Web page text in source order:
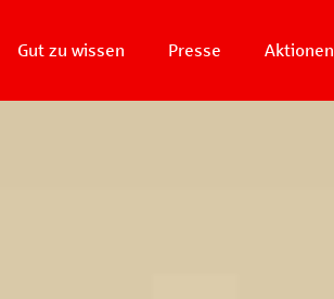
Gut zu wissen Presse Aktionen